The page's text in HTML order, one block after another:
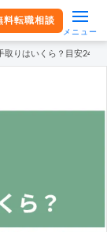
料転職相談
メニュー
取りはいくら？目安24万